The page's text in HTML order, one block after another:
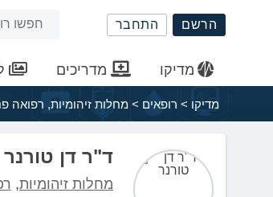
הרשם התחבר
חיפוש
מדיקו מדריכים
מדיקו > רופאים > מחלות זיהומיות, רפואה
ד"ר דן טורנר
מחלות זיהומיות,